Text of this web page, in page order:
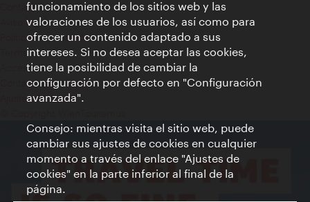
Contacto
Aviso legal
Política de privacidad de datos
Terms of Use
Accesibilidad
Contacto para la prensa
Ajustes de cookie
funcionamiento de los sitios web y las
valoraciones de los usuarios, así como para
ofrecer un contenido adaptado a sus
intereses. Si no desea aceptar las cookies,
tiene la posibilidad de cambiar la
configuración por defecto en "Configuración
avanzada".
Consejo: mientras visita el sitio web, puede
cambiar sus ajustes de cookies en cualquier
momento a través del enlace "Ajustes de
cookies" en la parte inferior al final de la
página.